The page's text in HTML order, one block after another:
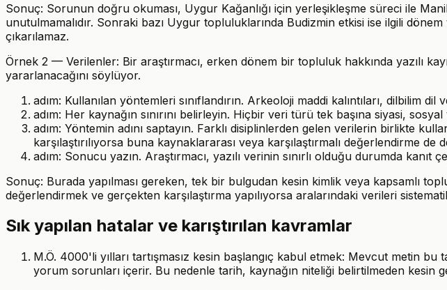
Sonuç: Sorunun doğru okuması, Uygur Kağanlığı için yerleşikleşme süreci ile
unutulmamalıdır. Sonraki bazı Uygur topluluklarında Budizmin etkisi ise ilgili
çıkarılamaz.
Örnek 2 — Verilenler: Bir araştırmacı, erken dönem bir topluluk hakkında yazılı
yararlanacağını söylüyor.
adım: Kullanılan yöntemleri sınıflandırın. Arkeoloji maddi kalıntıları, dilbilim
adım: Her kaynağın sınırını belirleyin. Hiçbir veri türü tek başına siyasi, sosyal
adım: Yöntemin adını saptayın. Farklı disiplinlerden gelen verilerin birlikte
karşılaştırılıyorsa buna kaynaklararası veya karşılaştırmalı değerlendirme de
adım: Sonucu yazın. Araştırmacı, yazılı verinin sınırlı olduğu durumda
Sonuç: Burada yapılması gereken, tek bir bulgudan kesin kimlik veya kapsamlı
değerlendirmek ve gerçekten karşılaştırma yapılıyorsa aralarındaki verileri
Sık yapılan hatalar ve karıştırılan kavramlar
M.Ö. 4000'li yılları tartışmasız kesin başlangıç kabul etmek: Mevcut metin
yorum sorunları içerir. Bu nedenle tarih, kaynağın niteliği belirtilmeden kesin